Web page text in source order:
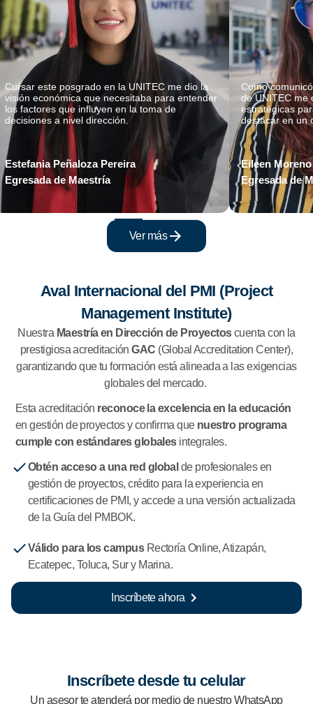
Cursar este posgrado en la UNITEC me dio la
visión económica que necesitaba para entender
los factores que influyen en la toma de
decisiones a nivel dirección.
Estefania Peñaloza Pereira
Egresada de Maestría
Como
de UNITEC me
estratégicas
destacar en un
Eileen
Egresada de
Ver más
Aval Internacional del PMI (Project
Management Institute)
Nuestra Maestría en Dirección de Proyectos cuenta con la
prestigiosa acreditación GAC (Global Accreditation Center),
garantizando que tu formación está alineada a las exigencias
globales del mercado.
Esta acreditación reconoce la excelencia en la educación
en gestión de proyectos y confirma que nuestro programa
cumple con estándares globales integrales.
Obtén acceso a una red global de profesionales en
gestión de proyectos, crédito para la experiencia en
certificaciones de PMI, y accede a una versión actualizada
de la Guía del PMBOK.
Válido para los campus Rectoría Online, Atizapán,
Ecatepec, Toluca, Sur y Marina.
Inscríbete ahora
Inscríbete desde tu celular
Un asesor te atenderá por medio de nuestro WhatsApp